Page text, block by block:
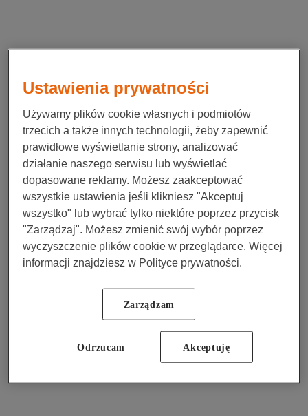
Application error: aclient-side exception has occurred while
(see the browser console
information).
Ustawienia prywatności
Używamy plików cookie własnych i podmiotów
trzecich a także innych technologii, żeby zapewnić
prawidłowe wyświetlanie strony, analizować
działanie naszego serwisu lub wyświetlać
dopasowane reklamy. Możesz zaakceptować
wszystkie ustawienia jeśli klikniesz "Akceptuj
wszystko" lub wybrać tylko niektóre poprzez przycisk
"Zarządzaj". Możesz zmienić swój wybór poprzez
wyczyszczenie plików cookie w przeglądarce. Więcej
informacji znajdziesz w Polityce prywatności.
Zarządzam
Odrzucam Akceptuję